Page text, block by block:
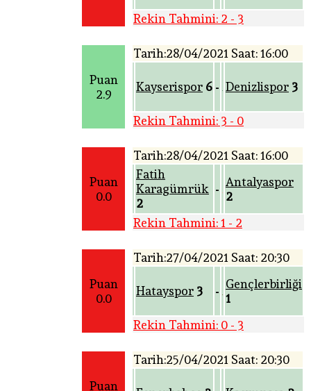
Rekin Tahmini: 2 - 3
Puan
2.9
Tarih:28/04/2021 Saat: 16:00
Kayserispor 6 - Denizlispor 3
Rekin Tahmini: 3 - 0
Puan
0.0
Tarih:28/04/2021 Saat: 16:00
Fatih
Karagümrük
2
- Antalyaspor
2
Rekin Tahmini: 1 - 2
Puan
0.0
Tarih:27/04/2021 Saat: 20:30
Hatayspor 3 - Gençlerbirliği
1
Rekin Tahmini: 0 - 3
Puan
Tarih:25/04/2021 Saat: 20:30